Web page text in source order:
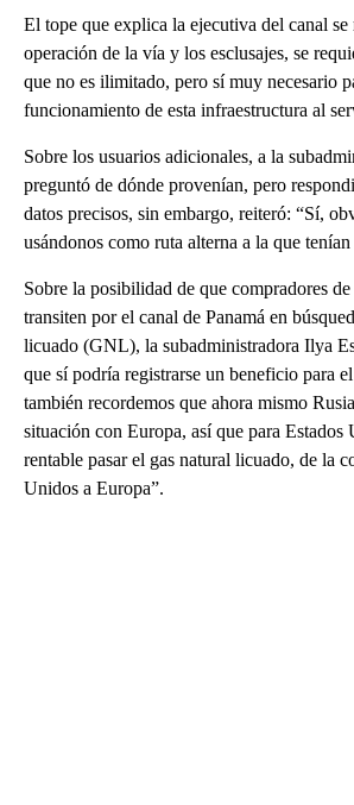
El tope que explica la ejecutiva del canal se
operación de la vía y los esclusajes, se
que no es ilimitado, pero sí muy necesario
funcionamiento de esta infraestructura al
Sobre los usuarios adicionales, a la
preguntó de dónde provenían, pero
datos precisos, sin embargo, reiteró: “Sí,
usándonos como ruta alterna a la que
Sobre la posibilidad de que compradores de
transiten por el canal de Panamá en
licuado (GNL), la subadministradora Ilya
que sí podría registrarse un beneficio para
también recordemos que ahora mismo
situación con Europa, así que para Estados
rentable pasar el gas natural licuado, de la
Unidos a Europa”.